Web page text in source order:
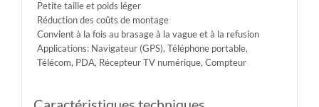
-
Temp.Max.:
+155°
Petite taille et poids léger
Réduction des coûts de montage
Convient à la fois au brasage à la vague et à la refusion
Applications: Navigateur (GPS), Téléphone portable,
Télécom, PDA, Récepteur TV numérique, Compteur